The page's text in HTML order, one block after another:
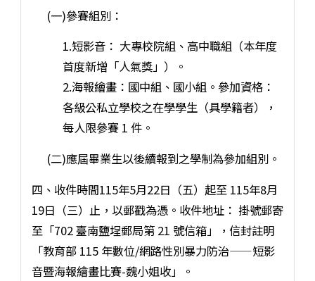
(一)參賽組別：
1.短影音： 大專校院組、高中職組（本年度
首度新增「人氣獎」）。
2.海報繪畫：國中組、國小組。參加資格：
各級公私立學校之在學學生（具學籍者），
每人限參賽 1 件。
(二)應屆畢業生以後續報到之學制為參加組別。
四、收件時間115年5月22日（五）起至 115年8月
19日（三）止，以郵戳為憑。收件地址： 掛號郵寄
至「702 臺南鹽埕郵局第 21 號信箱」，信封註明
「教育部 115 年數位/網路性別暴力防治——短影
音暨海報繪畫比賽-魏小姐收」。